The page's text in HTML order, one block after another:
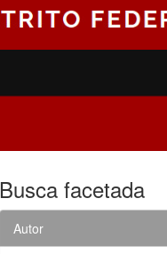
Busca facetada
Autor